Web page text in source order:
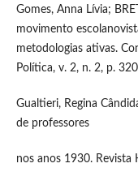
Gomes, Anna Lívia;
movimento
metodologias ativas.
Política, v. 2, n. 2, p.
Gualtieri, Regina
de professores
nos anos 1930. Revista